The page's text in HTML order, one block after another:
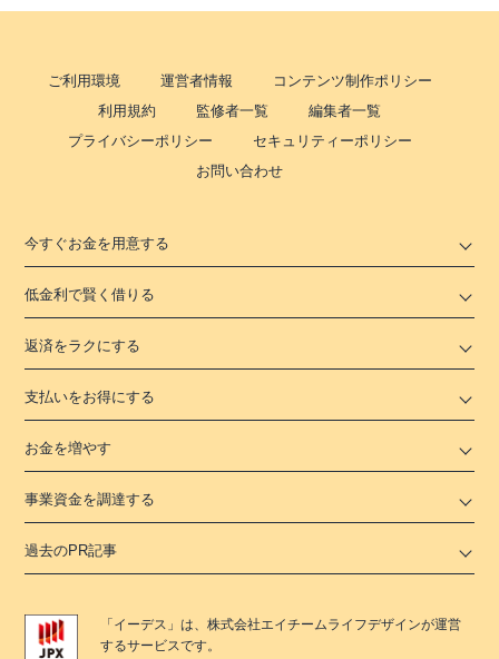
ご利用環境 運営者情報
コンテンツ制作ポリシー
利用規約
監修者一覧
編集者一覧
プライバシーポリシー
セキュリティーポリシー
お問い合わせ
今すぐお金を用意する
低金利で賢く借りる
返済をラクにする
支払いをお得にする
お金を増やす
事業資金を調達する
過去のPR記事
「 イーデス 」は、株式会社エイチームライフデザインが運営
するサービスです。